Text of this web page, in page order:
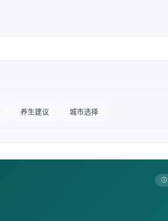
养生建议 城市选择